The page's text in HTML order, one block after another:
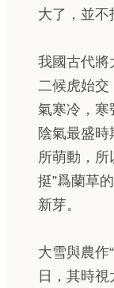
大了，並不
我國古代將
二候虎始交
氣寒冷，寒
陰氣最盛
所萌動，所
挺”爲蘭草
新芽。
大雪與農作
日，其時